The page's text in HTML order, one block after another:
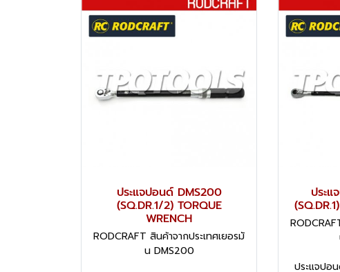
ประแจปอนด์ DMS200
(SQ.DR.1/2) TORQUE
WRENCH
RODCRAFT สินค้าจากประเทศเยอรมั
น DMS200
ประแ
ประแจปอ